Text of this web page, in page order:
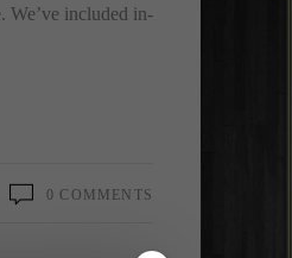
We’ve included in-
0 COMMENTS